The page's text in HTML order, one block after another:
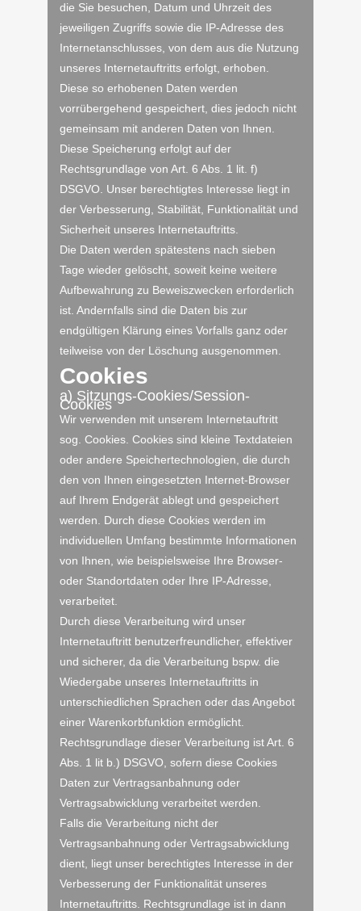
die Sie besuchen, Datum und Uhrzeit des
jeweiligen Zugriffs sowie die IP-Adresse des
Internetanschlusses, von dem aus die Nutzung
unseres Internetauftritts erfolgt, erhoben.
Diese so erhobenen Daten werden
vorrübergehend gespeichert, dies jedoch nicht
gemeinsam mit anderen Daten von Ihnen.
Diese Speicherung erfolgt auf der
Rechtsgrundlage von Art. 6 Abs. 1 lit. f)
DSGVO. Unser berechtigtes Interesse liegt in
der Verbesserung, Stabilität, Funktionalität und
Sicherheit unseres Internetauftritts.
Die Daten werden spätestens nach sieben
Tage wieder gelöscht, soweit keine weitere
Aufbewahrung zu Beweiszwecken erforderlich
ist. Andernfalls sind die Daten bis zur
endgültigen Klärung eines Vorfalls ganz oder
teilweise von der Löschung ausgenommen.
Cookies
a) Sitzungs-Cookies/Session-
Cookies
Wir verwenden mit unserem Internetauftritt
sog. Cookies. Cookies sind kleine Textdateien
oder andere Speichertechnologien, die durch
den von Ihnen eingesetzten Internet-Browser
auf Ihrem Endgerät ablegt und gespeichert
werden. Durch diese Cookies werden im
individuellen Umfang bestimmte Informationen
von Ihnen, wie beispielsweise Ihre Browser-
oder Standortdaten oder Ihre IP-Adresse,
verarbeitet.
Durch diese Verarbeitung wird unser
Internetauftritt benutzerfreundlicher, effektiver
und sicherer, da die Verarbeitung bspw. die
Wiedergabe unseres Internetauftritts in
unterschiedlichen Sprachen oder das Angebot
einer Warenkorbfunktion ermöglicht.
Rechtsgrundlage dieser Verarbeitung ist Art. 6
Abs. 1 lit b.) DSGVO, sofern diese Cookies
Daten zur Vertragsanbahnung oder
Vertragsabwicklung verarbeitet werden.
Falls die Verarbeitung nicht der
Vertragsanbahnung oder Vertragsabwicklung
dient, liegt unser berechtigtes Interesse in der
Verbesserung der Funktionalität unseres
Internetauftritts. Rechtsgrundlage ist in dann